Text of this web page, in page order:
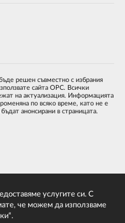
решен съвместно с избрания
сайта ОРС. Всички
на актуализация. Информацията
по всяко време, като не е
анонсирани в страницата.
услугите си. С
че можем да използваме